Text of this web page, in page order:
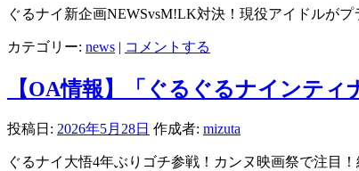
ぐるナイ新企画NEWSvsM!LK対決！現役アイドルが
カテゴリー: news | コメントする
【OA情報】「ぐるぐるナインティ
投稿日: 2026年5月28日 作成者: mizuta
ぐるナイ大悟4年ぶりゴチ参戦！カンヌ映画祭で注目